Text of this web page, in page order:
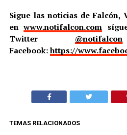
Sigue las noticias de Falcón,
enwww.notifalcon.com
Twitter @notifalcon
Facebook:https://
TEMAS RELACIONADOS